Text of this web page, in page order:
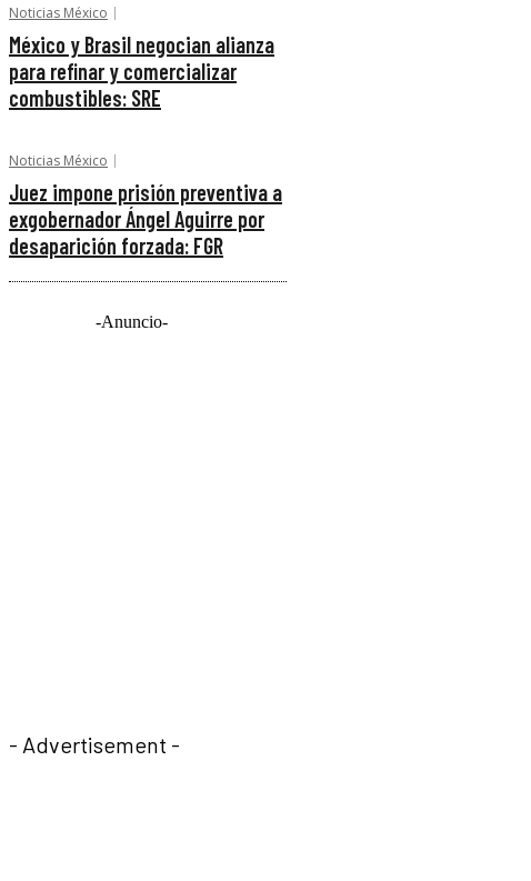
Noticias México
México y Brasil negocian alianza
para refinar y comercializar
combustibles: SRE
Noticias México
Juez impone prisión preventiva a
exgobernador Ángel Aguirre por
desaparición forzada: FGR
-Anuncio-
- Advertisement -